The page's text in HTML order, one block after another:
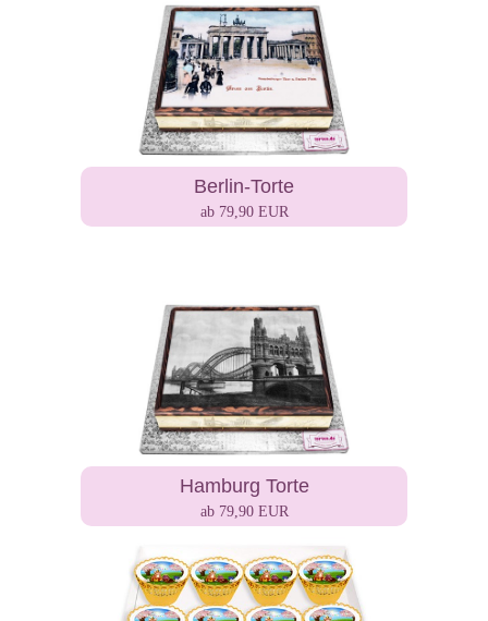
Berlin-Torte
ab 79,90 EUR
Hamburg Torte
ab 79,90 EUR